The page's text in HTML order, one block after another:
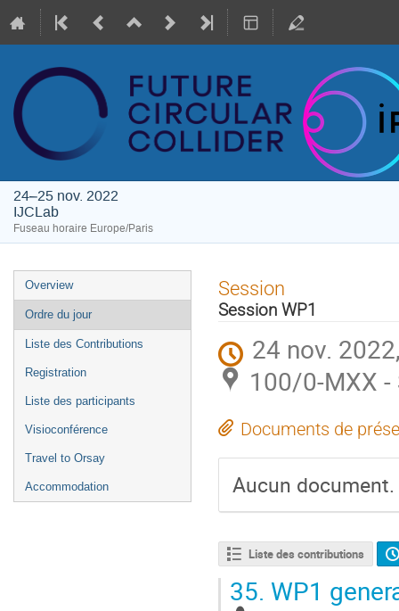
24–25 nov. 2022
IJCLab
Fuseau horaire Europe/Paris
Menu
de
l'événement
Overview
Ordre du jour
Liste des Contributions
Registration
Liste des participants
Visioconférence
Travel to Orsay
Accommodation
Session
Session WP1
24 nov.
100/0-MXX -
Documents de
Aucun document.
Liste des contributions
35. WP1